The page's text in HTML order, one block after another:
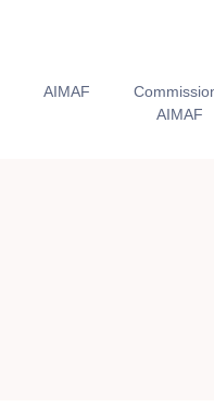
AIMAF
AIMAF